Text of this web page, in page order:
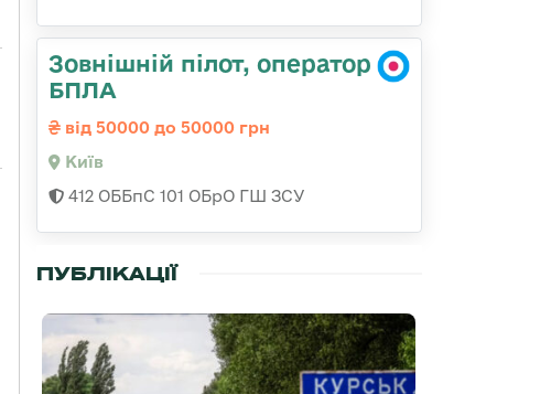
Зовнішній пілот, оператор
БПЛА
від 50000 до 50000 грн
Київ
412 ОББпС 101 ОБрО ГШ ЗСУ
ПУБЛІКАЦІЇ